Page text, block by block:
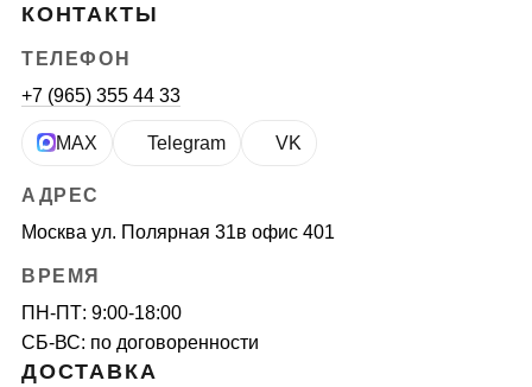
КОНТАКТЫ
ТЕЛЕФОН
+7 (965) 355 44 33
MAX Telegram VK
АДРЕС
Москва ул. Полярная 31в офис 401
ВРЕМЯ
ПН-ПТ: 9:00-18:00
СБ-ВС: по договоренности
ДОСТАВКА